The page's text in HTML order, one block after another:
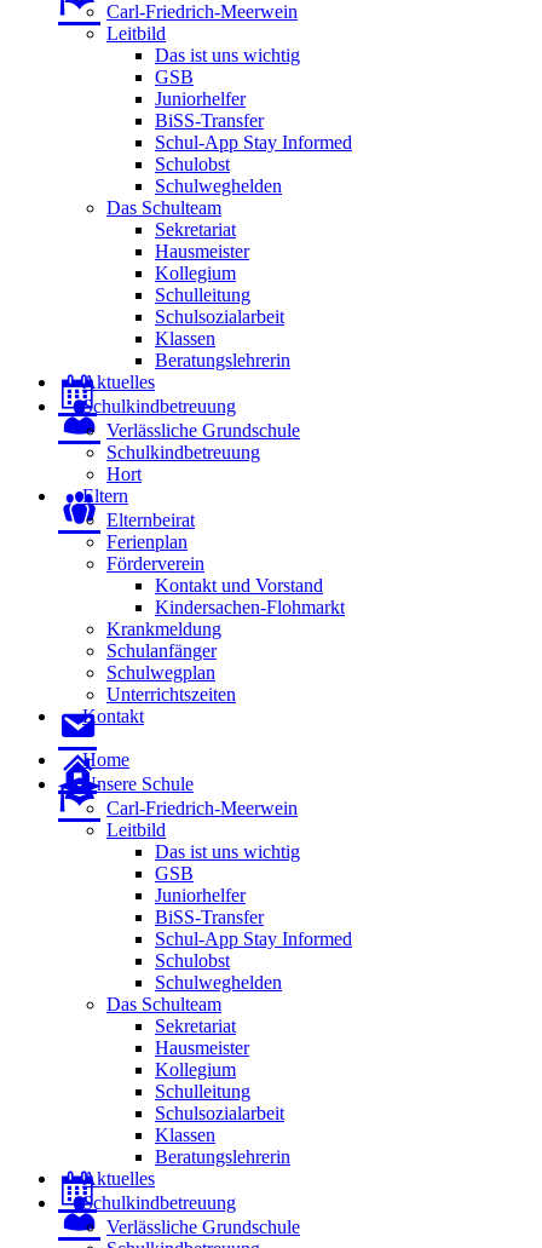
Carl-Friedrich-Meerwein
Leitbild
Das ist uns wichtig
GSB
Juniorhelfer
BiSS-Transfer
Schul-App Stay Informed
Schulobst
Schulweghelden
Das Schulteam
Sekretariat
Hausmeister
Kollegium
Schulleitung
Schulsozialarbeit
Klassen
Beratungslehrerin
Aktuelles
Schulkindbetreuung
Verlässliche Grundschule
Schulkindbetreuung
Hort
Eltern
Elternbeirat
Ferienplan
Förderverein
Kontakt und Vorstand
Kindersachen-Flohmarkt
Krankmeldung
Schulanfänger
Schulwegplan
Unterrichtszeiten
Kontakt
Home
Unsere Schule
Carl-Friedrich-Meerwein
Leitbild
Das ist uns wichtig
GSB
Juniorhelfer
BiSS-Transfer
Schul-App Stay Informed
Schulobst
Schulweghelden
Das Schulteam
Sekretariat
Hausmeister
Kollegium
Schulleitung
Schulsozialarbeit
Klassen
Beratungslehrerin
Aktuelles
Schulkindbetreuung
Verlässliche Grundschule